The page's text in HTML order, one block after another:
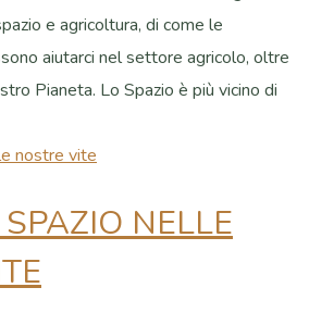
e agricoltura, di come le
aiutarci nel settore agricolo, oltre
Pianeta. Lo Spazio è più vicino di
SPAZIO NELLE